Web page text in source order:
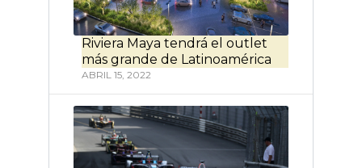
Riviera Maya tendrá el outlet
más grande de Latinoamérica
ABRIL 15, 2022